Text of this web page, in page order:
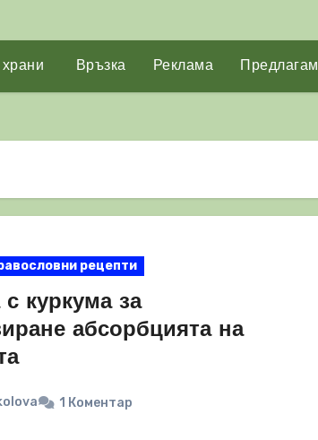
Връзка Реклама Предлагам
рецепти
куркума за
абсорбцията на
1 Коментар